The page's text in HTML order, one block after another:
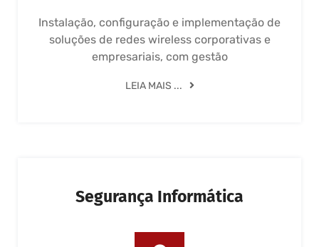
Instalação, configuração e implementação de
soluções de redes wireless corporativas e
empresariais, com gestão
LEIA MAIS ...
Segurança Informática